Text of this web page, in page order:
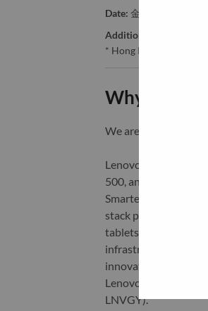
Date: 金曜日, 5月 29,
Additional Locations
* Hong Kong
Why Work
We are Lenovo. We
Lenovo is a US$83
500, and serving
Smarter Technology
stack portfolio of AI-
tablets),
infrastructure),
innovation is
Lenovo is listed on
LNVGY).